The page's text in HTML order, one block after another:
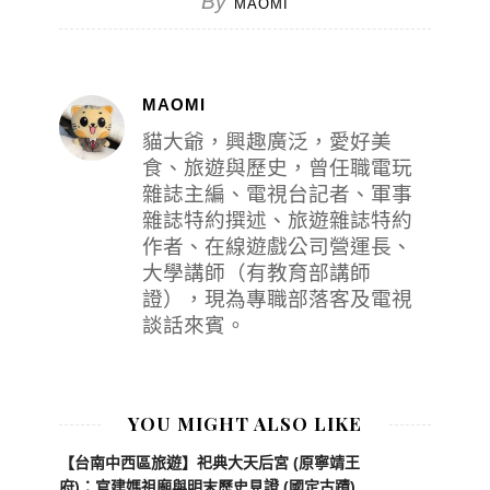
MAOMI
MAOMI
貓大爺，興趣廣泛，愛好美
食、旅遊與歷史，曾任職電玩
雜誌主編、電視台記者、軍事
雜誌特約撰述、旅遊雜誌特約
作者、在線遊戲公司營運長、
大學講師（有教育部講師
證），現為專職部落客及電視
談話來賓。
YOU MIGHT ALSO LIKE
【台南中西區旅遊】祀典大天后宮 (原寧靖王